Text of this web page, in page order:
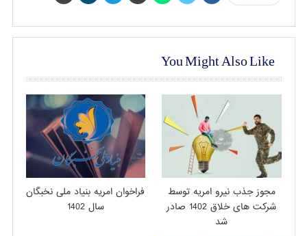
You Might Also Like
مجوز جذب نیرو امریه توسط
شرکت های خلاق 1402 صادر
شد
فراخوان امریه بنیاد ملی نخبگان
سال 1402